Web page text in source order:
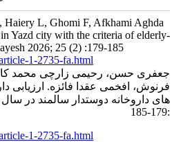
Haiery L, Ghomi F, Afkhami Aghda
in Yazd city with the criteria of elderly-
2026; 25 (2) :179-185
article-1-2735-fa.html
جعفری حسن، رحیمی زارچی محمد
فرنوش، افخمی عقدا فائزه. ارزیابی
article-1-2735-fa.html